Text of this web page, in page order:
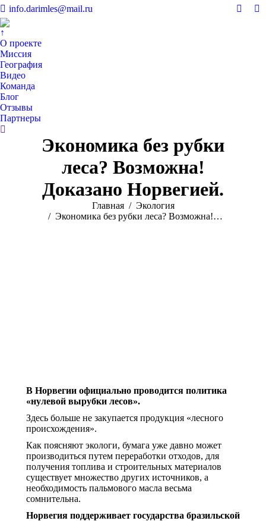
info.darimles@mail.ru
↑
О проекте
Миссия
География
Видео
Команда
Блог
Отзывы
Партнеры
Поиск:
Экономика без рубки
леса? Возможна!
Доказано Норвегией.
Главная
Экология
Экономика без рубки леса? Возможна!…
В Норвегии официально проводится политика
«нулевой вырубки лесов».
Здесь больше не закупается продукция «лесного
происхождения».
Как поясняют экологи, бумага уже давно может
производиться путем переработки отходов, для
получения топлива и строительных материалов
существует множество других источников, а
необходимость пальмового масла весьма
сомнительна.
Норвегия поддерживает государства бразильской